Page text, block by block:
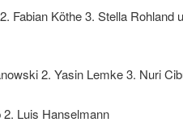
Fabian Köthe 3. Stella Rohland
2. Yasin Lemke 3. Nuri
Luis Hanselmann